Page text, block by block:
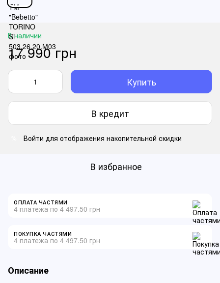
В наличии
17 990 грн
Купить
В кредит
Войти для отображения накопительной скидки
В избранное
ОПЛАТА ЧАСТЯМИ
4 платежа по 4 497.50 грн
ПОКУПКА ЧАСТЯМИ
4 платежа по 4 497.50 грн
Описание